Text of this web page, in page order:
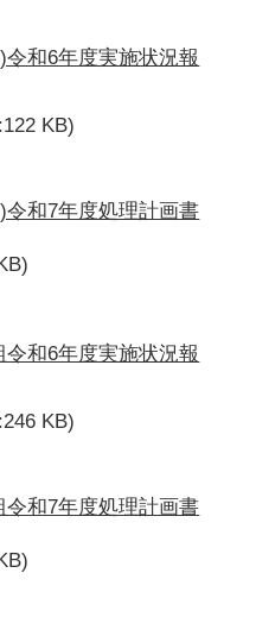
令和6年度実施状況報
KB)
令和7年度処理計画書
令和6年度実施状況報
KB)
令和7年度処理計画書